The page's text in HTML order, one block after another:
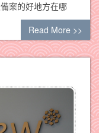
案的好地方在哪
Read More >>